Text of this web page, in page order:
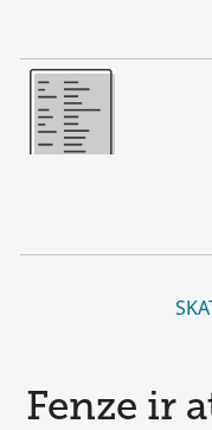
Vairāk
Fenze ir